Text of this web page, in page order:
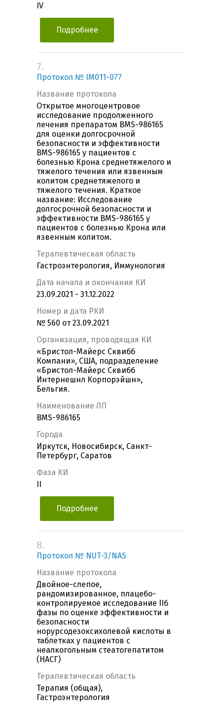
IV
Подробнее
7.
Протокол № IM011-077
Название протокола
Открытое многоцентровое
исследование продолженного
лечения препаратом BMS-986165
для оценки долгосрочной
безопасности и эффективности
BMS-986165 у пациентов с
болезнью Крона среднетяжелого и
тяжелого течения или язвенным
колитом среднетяжелого и
тяжелого течения. Краткое
название: Исследование
долгосрочной безопасности и
эффективности BMS-986165 у
пациентов с болезнью Крона или
язвенным колитом.
Терапевтическая область
Гастроэнтерология, Иммунология
Дата начала и окончания КИ
23.09.2021 - 31.12.2022
Номер и дата РКИ
№ 560 от 23.09.2021
Организация, проводящая КИ
«Бристол-Майерс Сквибб
Компани», США, подразделение
«Бристол-Майерс Сквибб
Интернешнл Корпорэйшн»,
Бельгия.
Наименование ЛП
BMS-986165
Города
Иркутск, Новосибирск, Санкт-
Петербург, Саратов
Фаза КИ
Подробнее
8.
Протокол № NUT-3/NAS
Название протокола
Двойное-слепое,
рандомизированное, плацебо-
контролируемое исследование IIб
фазы по оценке эффективности и
безопасности
норурсодезоксихолевой кислоты в
таблетках у пациентов с
неалкогольным стеатогепатитом
(НАСГ)
Терапевтическая область
Терапия (общая),
Гастроэнтерология